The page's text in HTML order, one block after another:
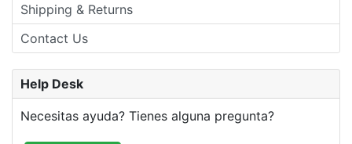
Shipping & Returns
Contact Us
Help Desk
Necesitas ayuda? Tienes alguna pregunta?